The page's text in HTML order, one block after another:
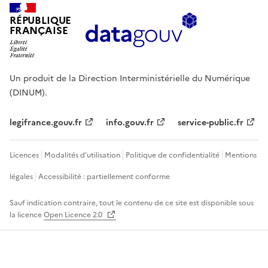
RÉPUBLIQUE
FRANÇAISE
Un produit de la Direction Interministérielle du Numérique
(DINUM).
legifrance.gouv.fr info.gouv.fr service-public.fr
Licences Modalités d'utilisation Politique de confidentialité Mentions
légales Accessibilité : partiellement conforme
Sauf indication contraire, tout le contenu de ce site est disponible sous
la licenceOpen Licence 2.0